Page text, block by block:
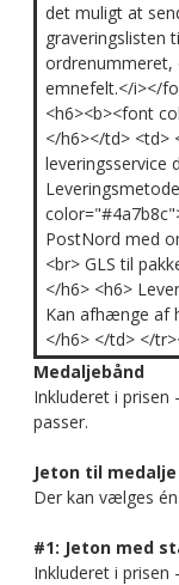
det muligt at
graveringslisten
ordrenummeret,
emnefelt.</i></
<h6><b><font
</h6></td> <td>
leveringsservice
PostNord med
<br> GLS til
</h6> <h6>
Kan afhænge af
</h6> </td> </
Medaljebånd
Inkluderet i
passer.
Jeton til
Der kan vælges
#1: Jeton med
Inkluderet i